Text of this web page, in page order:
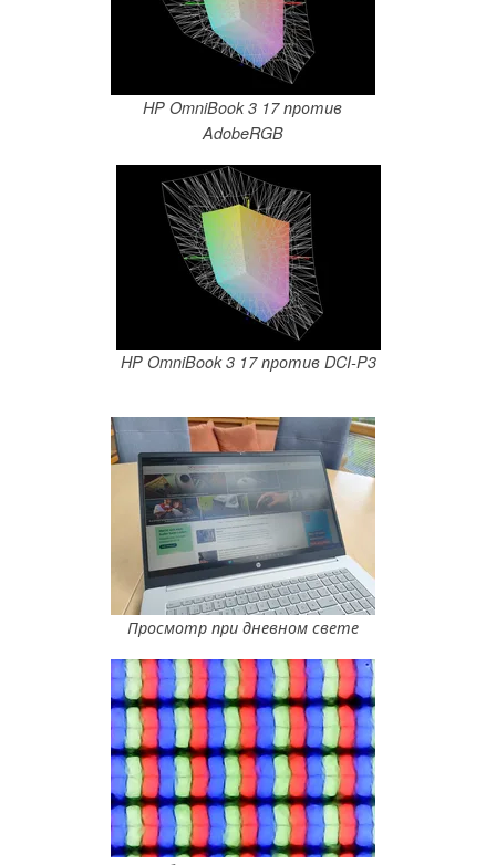
HP OmniBook 3 17 против
AdobeRGB
HP OmniBook 3 17 против DCI-P3
Просмотр при дневном свете